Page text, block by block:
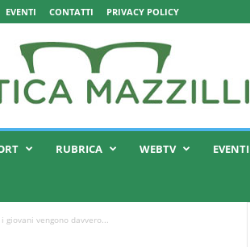
EVENTI CONTATTI PRIVACY POLICY
RUBRICA WEBTV EVENTI
giovani vengono davvero...